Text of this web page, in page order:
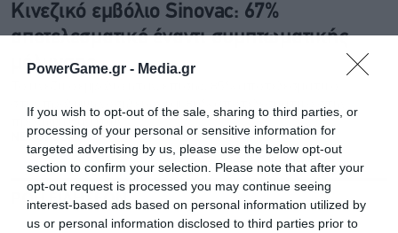
PowerGame.gr - Media.gr
If you wish to opt-out of the sale, sharing to third parties, or
processing of your personal or sensitive information for
targeted advertising by us, please use the below opt-out
section to confirm your selection. Please note that after your
opt-out request is processed you may continue seeing
interest-based ads based on personal information utilized by
us or personal information disclosed to third parties prior to
Κινεζικό εμβόλιο Sinovac: 67%
αποτελεσματικό έναντι συμπτωματικής
μόλυνσης
πρόληψη θανάτων
NEWSROOM
ΡΟΗ ΕΙΔΗΣΕΩΝ ΔΗΜΟΦΙΛΗ